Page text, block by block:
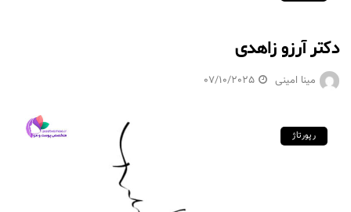
دکتر آرزو زاهدی
مینا امینی 07/10/2025
رپورتاژ